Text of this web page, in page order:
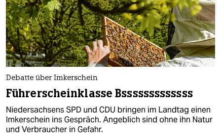
Debatte über Imkerschein
Führerscheinklasse Bsssssssssssss
Niedersachsens SPD und CDU bringen im Landtag einen
Imkerschein ins Gespräch. Angeblich sind ohne ihn Natur
und Verbraucher in Gefahr.